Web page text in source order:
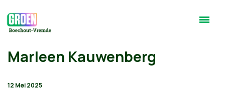
Marleen Kauwenberg
12 Mei 2025